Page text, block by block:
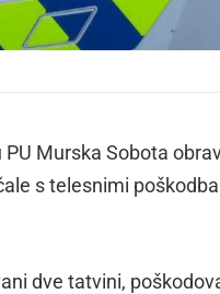
Murska Sobota
s telesnimi
dve tatvini,